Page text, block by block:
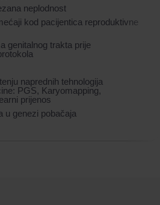
neplodnost
kod pacijentica reproduktivne
genitalnog trakta prije
naprednih tehnologija
PGS, Karyomapping,
prijenos
u genezi pobačaja